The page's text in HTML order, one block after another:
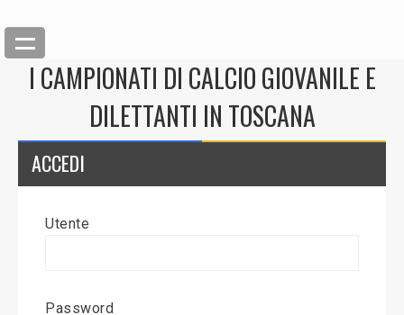
Back
I CAMPIONATI DI CALCIO GIOVANILE E
DILETTANTI IN TOSCANA
ACCEDI
Utente
Password